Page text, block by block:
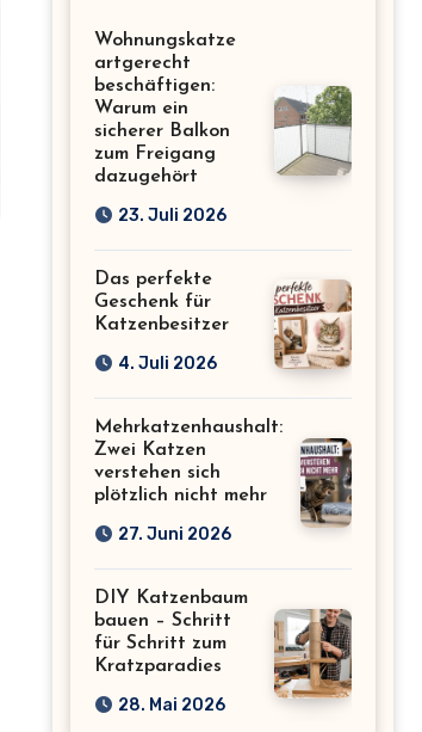
Katzenliebhaber
Wohnungskatze
artgerecht
beschäftigen:
Warum ein
sicherer Balkon
zum Freigang
dazugehört
23. Juli 2026
Das perfekte
Geschenk für
Katzenbesitzer
4. Juli 2026
Mehrkatzenhaushalt:
Zwei Katzen
verstehen sich
plötzlich nicht mehr
27. Juni 2026
DIY Katzenbaum
bauen – Schritt
für Schritt zum
Kratzparadies
28. Mai 2026